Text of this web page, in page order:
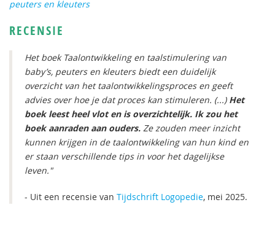
peuters en kleuters
RECENSIE
Het boek Taalontwikkeling en taalstimulering van
baby’s, peuters en kleuters biedt een duidelijk
overzicht van het taalontwikkelingsproces en geeft
advies over hoe je dat proces kan stimuleren. (...)Het
boek leest heel vlot en is overzichtelijk. Ik zou het
boek aanraden aan ouders. Ze zouden meer inzicht
kunnen krijgen in de taalontwikkeling van hun kind en
er staan verschillende tips in voor het dagelijkse
leven."
- Uit een recensie van Tijdschrift Logopedie, mei 2025.